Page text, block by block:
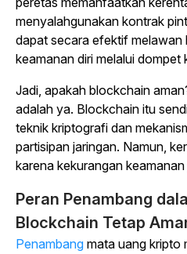
menyalahgunakan kontrak
dapat secara efektif melawan
keamanan diri melalui dompet
Jadi, apakah blockchain
adalah ya. Blockchain itu
teknik kriptografi dan
partisipan jaringan. Namun,
karena kekurangan
Peran Penambang
Blockchain Tetap
Penambang mata uang kripto